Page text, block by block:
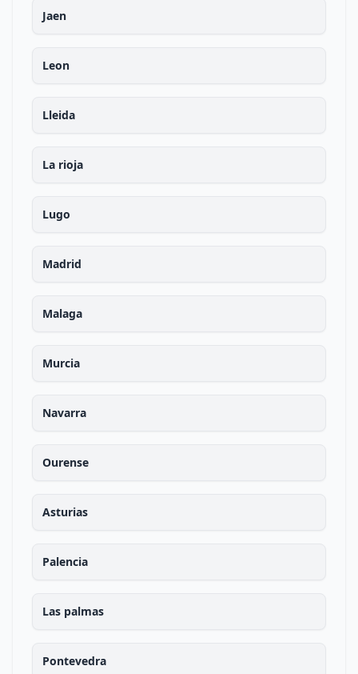
Jaen
Leon
Lleida
La rioja
Lugo
Madrid
Malaga
Murcia
Navarra
Ourense
Asturias
Palencia
Las palmas
Pontevedra